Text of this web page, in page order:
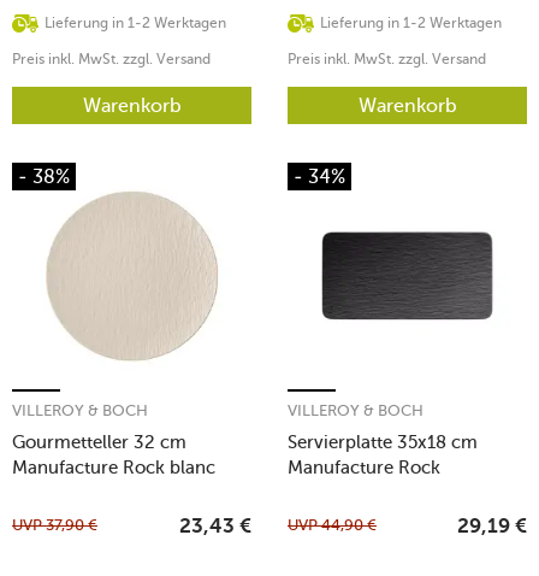
Lieferung in 1-2 Werktagen
Preis inkl. MwSt. zzgl. Versand
Warenkorb
Lieferung in 1-2 Werktagen
Preis inkl. MwSt. zzgl. Versand
Warenkorb
- 38%
Gourmetteller 32 cm
Manufacture Rock blanc
VILLEROY & BOCH
UVP37,90 € 23,43 €
- 34%
Servierplatte 35x18 cm
Manufacture Rock
VILLEROY & BOCH
UVP44,90 € 29,19 €